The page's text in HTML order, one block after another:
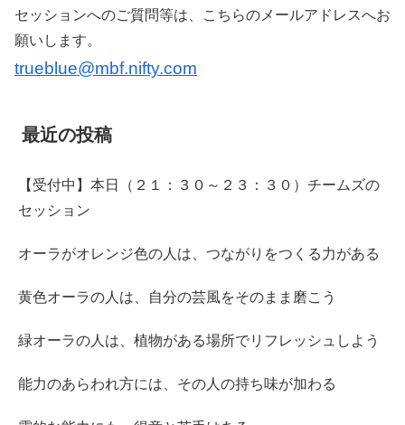
セッションへのご質問等は、こちらのメールアドレスへお
願いします。
trueblue@mbf.nifty.com
最近の投稿
【受付中】本日（２１：３０～２３：３０）チームズの
セッション
オーラがオレンジ色の人は、つながりをつくる力がある
黄色オーラの人は、自分の芸風をそのまま磨こう
緑オーラの人は、植物がある場所でリフレッシュしよう
能力のあらわれ方には、その人の持ち味が加わる